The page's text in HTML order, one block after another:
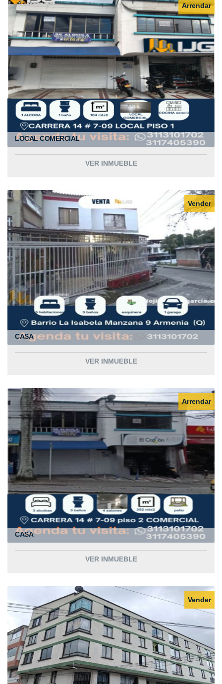
Arrendar
LOCAL COMERCIAL
VER INMUEBLE
Vender
CASA
VER INMUEBLE
Arrendar
CASA
VER INMUEBLE
Vender